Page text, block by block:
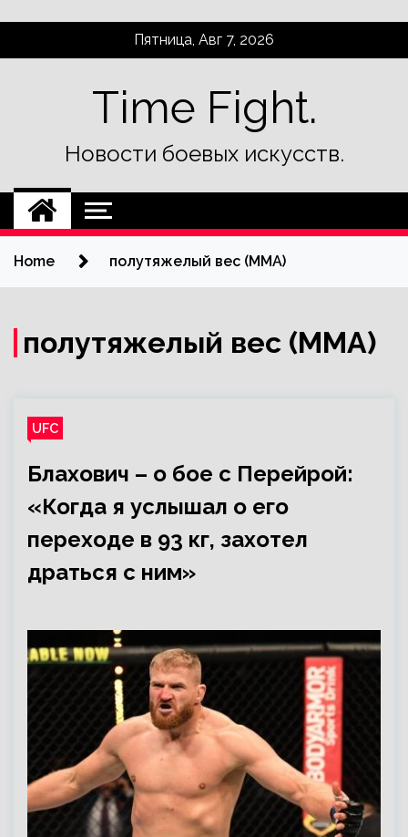
Пятница, Авг 7, 2026
Time Fight.
Новости боевых искусств.
Home полутяжелый вес (MMA)
полутяжелый вес (MMA)
UFC
Блахович – о бое с Перейрой:
«Когда я услышал о его
переходе в 93 кг, захотел
драться с ним»